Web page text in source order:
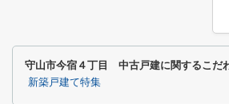
守山市今宿４丁目 中古戸建に関するこだ
新築戸建て特集